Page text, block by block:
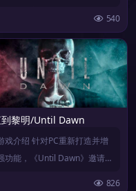
540
Paws of Fury
黎明/Until Dawn
戏介绍 针对PC重新打造并增
功能，《Until Dawn》邀请您
826